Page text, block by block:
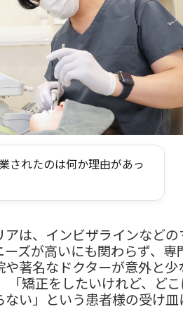
されたのは何か理由があっ
アは、インビザラインなどの
ズが高いにも関わらず、専
著名なドクターが意外と少
「矯正をしたいけれど、ど
い」という患者様の受け皿